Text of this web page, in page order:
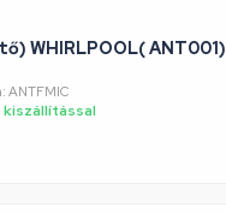
WHIRLPOOL( ANT001)
ANTFMIC
kiszállítással